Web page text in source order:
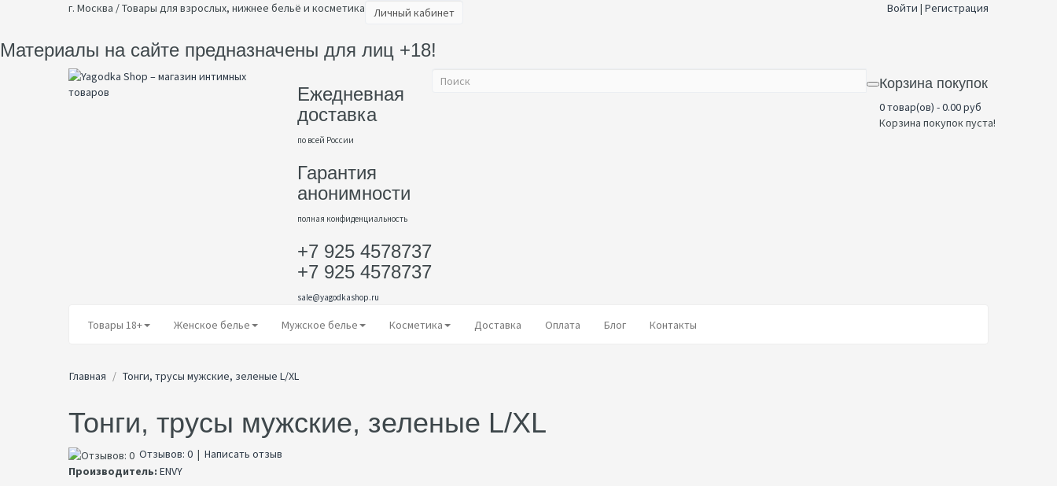
г. Москва / Товары для взрослых, нижнее бельё и косметика Личный кабинет Войти | Регистрация
Материалы на сайте предназначены для лиц +18!
Ежедневная
доставка
по всей России
Гарантия
анонимности
полная конфиденциальность
+7 925 4578737
+7 925 4578737
sale@yagodkashop.ru
Корзина покупок
0 товар(ов) - 0.00 руб
Корзина покупок пуста!
Товары 18+ Женское белье Мужское белье Косметика Доставка Оплата Блог Контакты
Главная Тонги, трусы мужские, зеленые L/XL
Тонги, трусы мужские, зеленые L/XL
Отзывов: 0 | Написать отзыв
Производитель: ENVY